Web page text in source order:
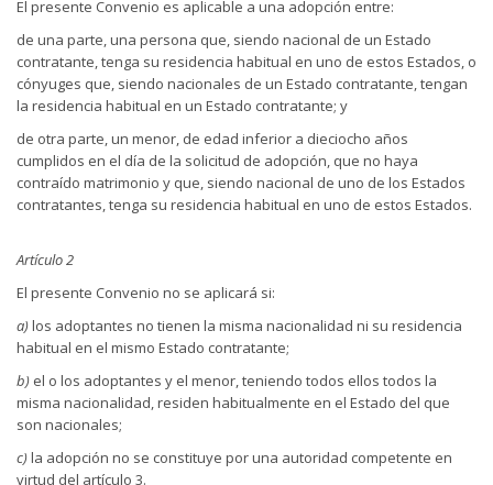
El presente Convenio es aplicable a una adopción entre:
de una parte, una persona que, siendo nacional de un Estado
contratante, tenga su residencia habitual en uno de estos Estados, o
cónyuges que, siendo nacionales de un Estado contratante, tengan
la residencia habitual en un Estado contratante; y
de otra parte, un menor, de edad inferior a dieciocho años
cumplidos en el día de la solicitud de adopción, que no haya
contraído matrimonio y que, siendo nacional de uno de los Estados
contratantes, tenga su residencia habitual en uno de estos Estados.
Artículo 2
El presente Convenio no se aplicará si:
a)los adoptantes no tienen la misma nacionalidad ni su residencia
habitual en el mismo Estado contratante;
b) el o los adoptantes y el menor, teniendo todos ellos todos la
misma nacionalidad, residen habitualmente en el Estado del que
son nacionales;
c)la adopción no se constituye por una autoridad competente en
virtud del artículo 3.